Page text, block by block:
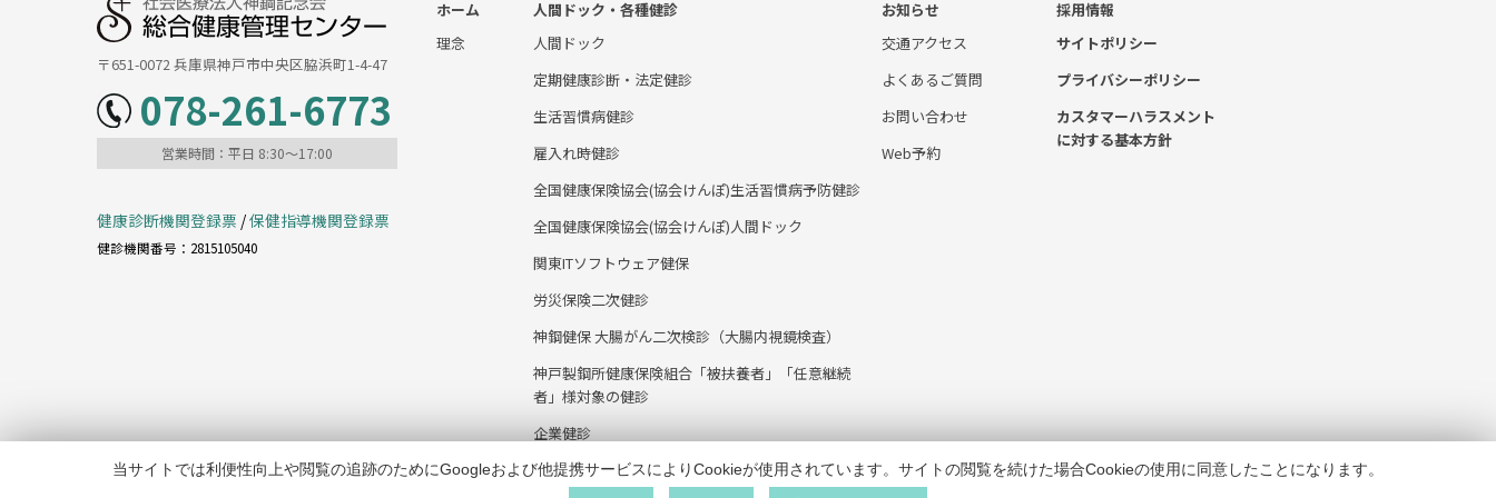
ホーム
理念
人間ドック・各種健診
人間ドック
定期健康診断・法定健診
生活習慣病健診
雇入れ時健診
全国健康保険協会(協会けんぽ)生活習慣病予防健診
全国健康保険協会(協会けんぽ)人間ドック
関東ITソフトウェア健保
労災保険二次健診
神鋼健保 大腸がん二次検診（大腸内視鏡検査）
神戸製鋼所健康保険組合「被扶養者」「任意継続
者」様対象の健診
企業健診
お知らせ
交通アクセス
よくあるご質問
お問い合わせ
Web予約
採用情報
サイトポリシー
プライバシーポリシー
カスタマーハラスメント
に対する基本方針
総合健康管理センター
〒651-0072 兵庫県神戸市中央区脇浜町1-4-47
078-261-6773
営業時間：平日 8:30～17:00
健康診断機関登録票 /保健指導機関登録票
健診機関番号：2815105040
当サイトでは利便性向上や閲覧の追跡のためにGoogleおよび他提携サービスによりCookieが使用されています。サイトの閲覧を続けた場合Cookieの使用に同意したことになります。